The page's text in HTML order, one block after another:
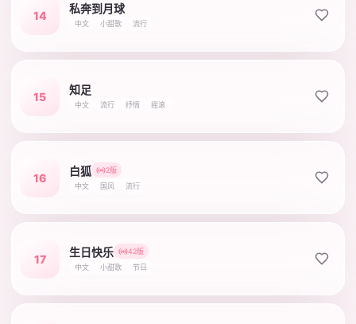
14
私奔到月球
中文 小甜歌 流行
15
知足
中文 流行 抒情 摇滚
16
白狐
2版
中文
国风 流行
17
生日快乐
42版
中文
小甜歌 节日